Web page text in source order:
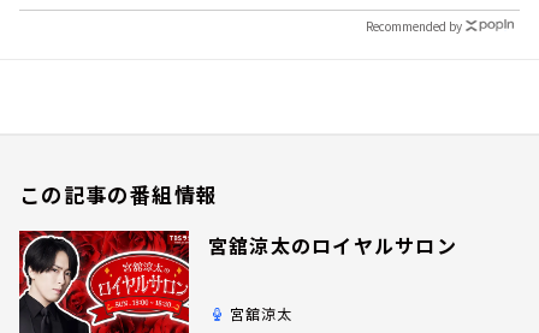
Recommended by
この記事の番組情報
宮舘涼太のロイヤルサロン
宮舘涼太